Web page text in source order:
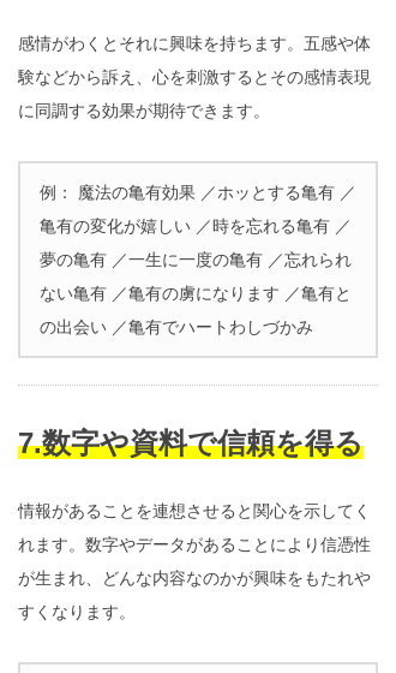
感情がわくとそれに興味を持ちます。五感や体
験などから訴え、心を刺激するとその感情表現
に同調する効果が期待できます。
例： 魔法の亀有効果 ／ホッとする亀有 ／
亀有の変化が嬉しい ／時を忘れる亀有 ／
夢の亀有 ／一生に一度の亀有 ／忘れられ
ない亀有 ／亀有の虜になります ／亀有と
の出会い ／亀有でハートわしづかみ
7.数字や資料で信頼を得る
情報があることを連想させると関心を示してく
れます。数字やデータがあることにより信憑性
が生まれ、どんな内容なのかが興味をもたれや
すくなります。